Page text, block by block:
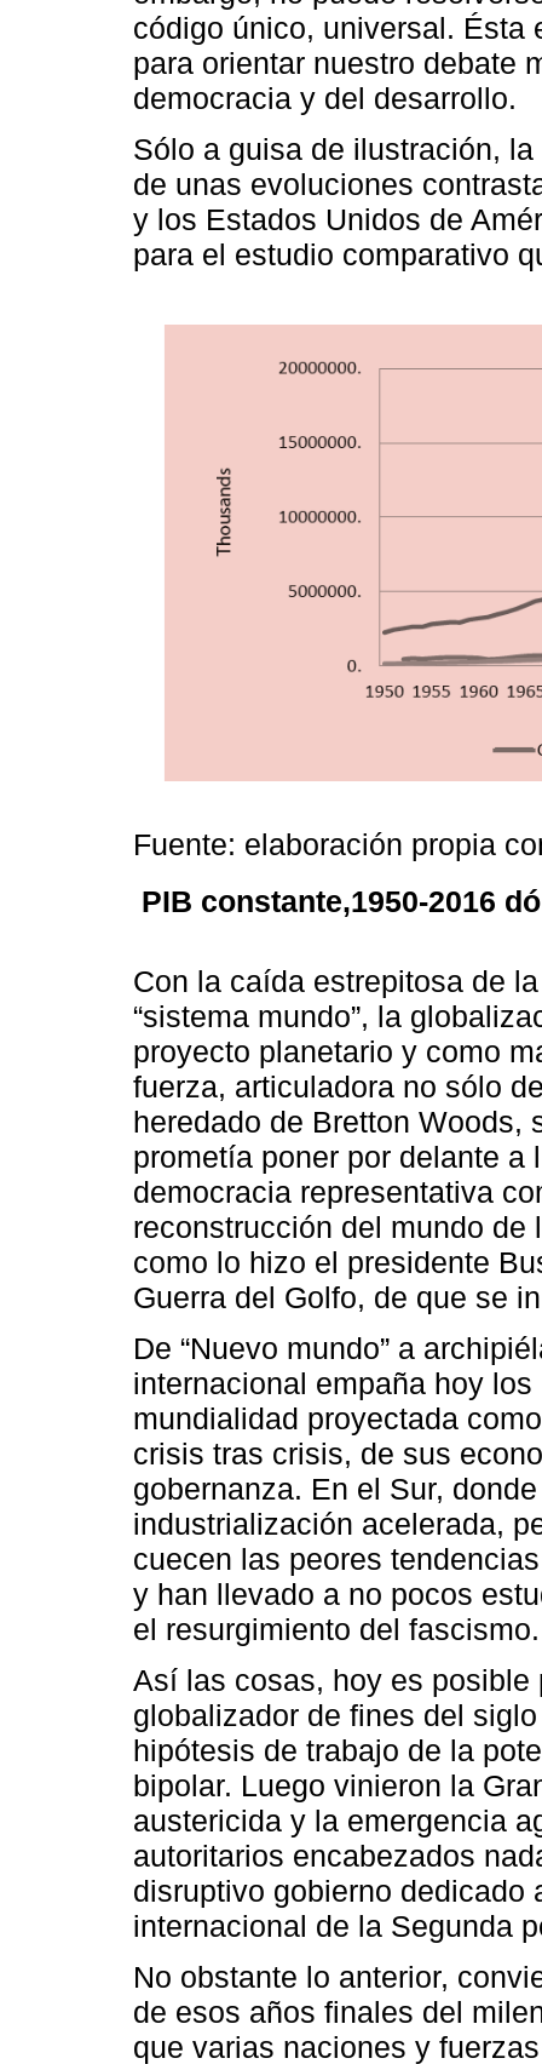
código único, universal. Ésta
para orientar nuestro debate
democracia y del desarrollo.
Sólo a guisa de ilustración,
de unas evoluciones
y los Estados Unidos de
para el estudio comparativo
Fuente: elaboración propia
PIB constante,1950-2016
Con la caída estrepitosa de
“sistema mundo”, la
proyecto planetario y como
fuerza, articuladora no sólo
heredado de Bretton Woods,
prometía poner por delante a
democracia representativa
reconstrucción del mundo
como lo hizo el presidente
Guerra del Golfo, de que se
De “Nuevo mundo” a
internacional empaña hoy
mundialidad proyectada
crisis tras crisis, de sus
gobernanza. En el Sur,
industrialización acelerada,
cuecen las peores
y han llevado a no pocos
el resurgimiento del fascismo.
Así las cosas, hoy es
globalizador de fines del
hipótesis de trabajo de la
bipolar. Luego vinieron la
austericida y la emergencia
autoritarios encabezados
disruptivo gobierno dedicado
internacional de la Segunda
No obstante lo anterior,
de esos años finales del
que varias naciones y